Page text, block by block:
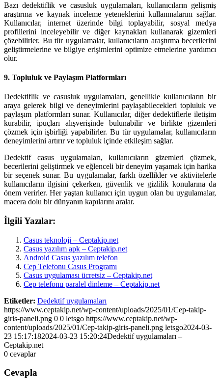
Bazı dedektiflik ve casusluk uygulamaları, kullanıcıların gelişmiş
araştırma ve kaynak inceleme yeteneklerini kullanmalarını sağlar.
Kullanıcılar, internet üzerinde bilgi toplayabilir, sosyal medya
profillerini inceleyebilir ve diğer kaynakları kullanarak gizemleri
çözebilirler. Bu tür uygulamalar, kullanıcıların araştırma becerilerini
geliştirmelerine ve bilgiye erişimlerini optimize etmelerine yardımcı
olur.
9. Topluluk ve Paylaşım Platformları
Dedektiflik ve casusluk uygulamaları, genellikle kullanıcıların bir
araya gelerek bilgi ve deneyimlerini paylaşabilecekleri topluluk ve
paylaşım platformları sunar. Kullanıcılar, diğer dedektiflerle iletişim
kurabilir, ipuçları alışverişinde bulunabilir ve birlikte gizemleri
çözmek için işbirliği yapabilirler. Bu tür uygulamalar, kullanıcıların
deneyimlerini artırır ve topluluk içinde etkileşim sağlar.
Dedektif casus uygulamaları, kullanıcıların gizemleri çözmek,
becerilerini geliştirmek ve eğlenceli bir deneyim yaşamak için harika
bir seçenek sunar. Bu uygulamalar, farklı özellikler ve aktivitelerle
kullanıcıların ilgisini çekerken, güvenlik ve gizlilik konularına da
önem verirler. Her yaştan kullanıcı için uygun olan bu uygulamalar,
macera dolu bir dünyanın kapılarını aralar.
İlgili Yazılar:
Casus teknoloji – Ceptakip.net
Casus yazılım apk – Ceptakip.net
Android Casus yazılım telefon
Cep Telefonu Casus Programı
Casus uygulaması ücretsiz – Ceptakip.net
Cep telefonu paralel dinleme – Ceptakip.net
Etiketler: Dedektif uygulamaları
https://www.ceptakip.net/wp-content/uploads/2025/01/Cep-takip-
giris-paneli.png 0 0 letsgo https://www.ceptakip.net/wp-
content/uploads/2025/01/Cep-takip-giris-paneli.png letsgo2024-03-
23 15:17:182024-03-23 15:20:24Dedektif uygulamaları –
Ceptakip.net
0 cevaplar
Cevapla